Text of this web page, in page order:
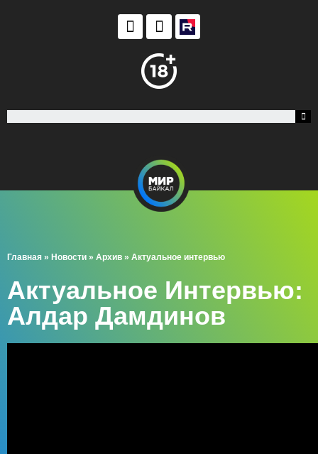
Главная » Новости » Архив » Актуальное интервью
Актуальное Интервью:
Алдар Дамдинов